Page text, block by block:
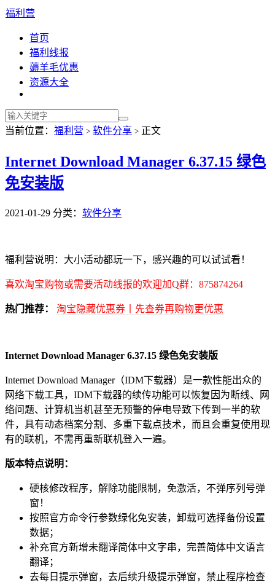
福利营
首页
福利线报
薅羊毛优惠
资源大全
当前位置： 福利营 > 软件分享 > 正文
Internet Download Manager 6.37.15 绿色
免安装版
2021-01-29 分类： 软件分享
福利营说明：大小活动都玩一下，感兴趣的可以试试看！
喜欢淘宝购物或需要活动线报的欢迎加Q群：875874264
热门推荐： 淘宝隐藏优惠券丨先查券再购物更优惠
Internet Download Manager 6.37.15 绿色免安装版
Internet Download Manager（IDM下载器）是一款性能出众的
网络下载工具，IDM下载器的续传功能可以恢复因为断线、网
络问题、计算机当机甚至无预警的停电导致下传到一半的软
件，具有动态档案分割、多重下载点技术，而且会重复使用现
有的联机，不需再重新联机登入一遍。
版本特点说明：
硬核修改程序，解除功能限制，免激活，不弹序列号弹
窗！
按照官方命令行参数绿化免安装，卸载可选择备份设置
数据；
补充官方新增未翻译简体中文字串，完善简体中文语言
翻译；
去每日提示弹窗，去后续升级提示弹窗，禁止程序检查